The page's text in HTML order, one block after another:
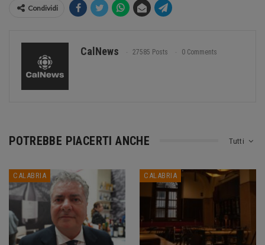
Condividi
CalNews 27585 Posts 0 Comments
Tutti
POTREBBE PIACERTI ANCHE
CALABRIA CALABRIA